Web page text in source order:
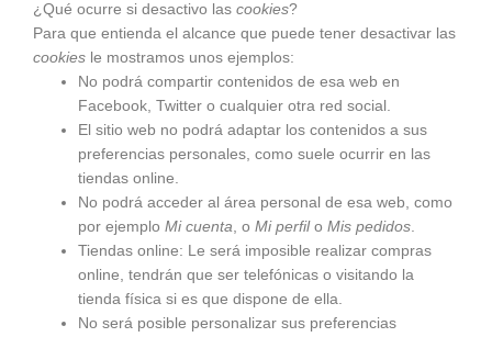
¿Qué ocurre si desactivo las cookies?
Para que entienda el alcance que puede tener desactivar las
cookies le mostramos unos ejemplos:
No podrá compartir contenidos de esa web en
Facebook, Twitter o cualquier otra red social.
El sitio web no podrá adaptar los contenidos a sus
preferencias personales, como suele ocurrir en las
tiendas online.
No podrá acceder al área personal de esa web, como
por ejemploMi cuenta, oMi perfiloMis pedidos.
Tiendas online: Le será imposible realizar compras
online, tendrán que ser telefónicas o visitando la
tienda física si es que dispone de ella.
No será posible personalizar sus preferencias